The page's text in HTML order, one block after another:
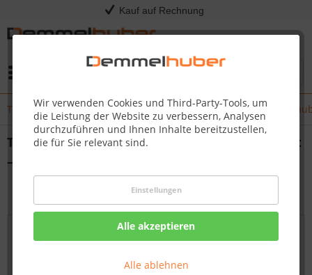
Kauf auf Rechnung
Wir verwenden Cookies und Third-Party-Tools, um
die Leistung der Website zu verbessern, Analysen
durchzuführen und Ihnen Inhalte bereitzustellen,
die für Sie relevant sind.
Einstellungen
Alle akzeptieren
Alle ablehnen
Terrassenüberdachungen mit Stil und Komfort – von
Terrassenüberdachungen mit Stil und Komfort
– von Demmelhuber